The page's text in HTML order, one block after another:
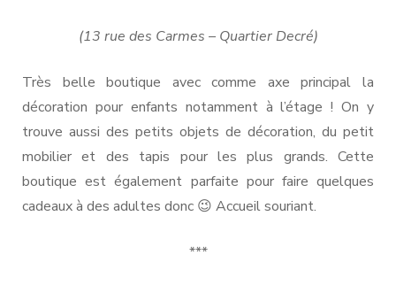
(13 rue des Carmes – Quartier Decré)
Très belle boutique avec comme axe principal la
décoration pour enfants notamment à l’étage ! On y
trouve aussi des petits objets de décoration, du petit
mobilier et des tapis pour les plus grands. Cette
boutique est également parfaite pour faire quelques
cadeaux à des adultes donc 😉 Accueil souriant.
***